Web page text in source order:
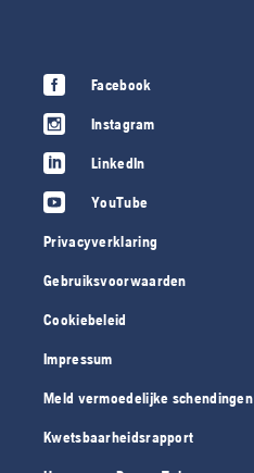
Facebook
Instagram
LinkedIn
YouTube
Privacyverklaring
Gebruiksvoorwaarden
Cookiebeleid
Impressum
Meld vermoedelijke schendingen
Kwetsbaarheidsrapport